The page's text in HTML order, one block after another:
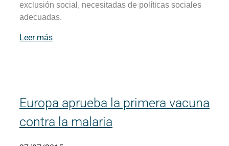
exclusión social, necesitadas de políticas sociales
adecuadas.
Leer más
Europa aprueba la primera vacuna
contra la malaria